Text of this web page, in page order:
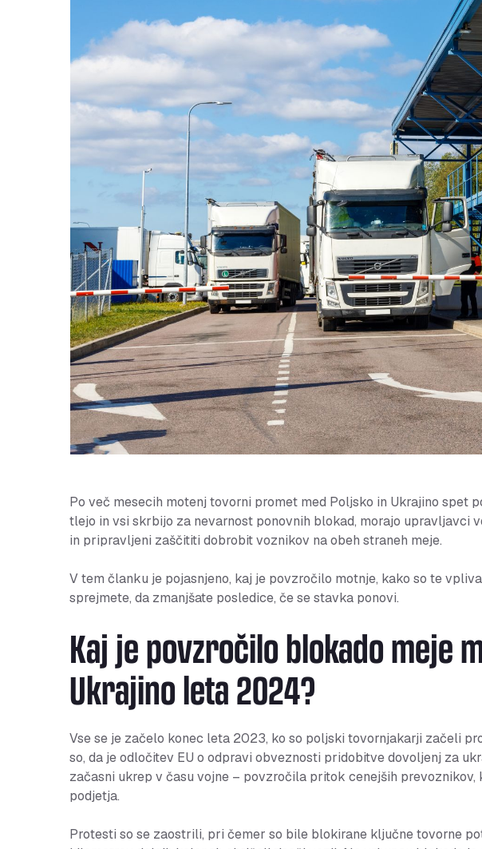
Po več mesecih motenj tovorni promet med Poljsko in Ukrajino spet
tlejo in vsi skrbijo za nevarnost ponovnih blokad, morajo upravljavci
in pripravljeni zaščititi dobrobit voznikov na obeh straneh meje.
V tem članku je pojasnjeno, kaj je povzročilo motnje, kako so te
sprejmete, da zmanjšate posledice, če se stavka ponovi.
Kaj je povzročilo blokado meje
Ukrajino leta 2024?
Vse se je začelo konec leta 2023, ko so poljski tovornjakarji začeli
so, da je odločitev EU o odpravi obveznosti pridobitve dovoljenj za
začasni ukrep v času vojne – povzročila pritok cenejših
podjetja.
Protesti so se zaostrili, pri čemer so bile blokirane ključne tovorne